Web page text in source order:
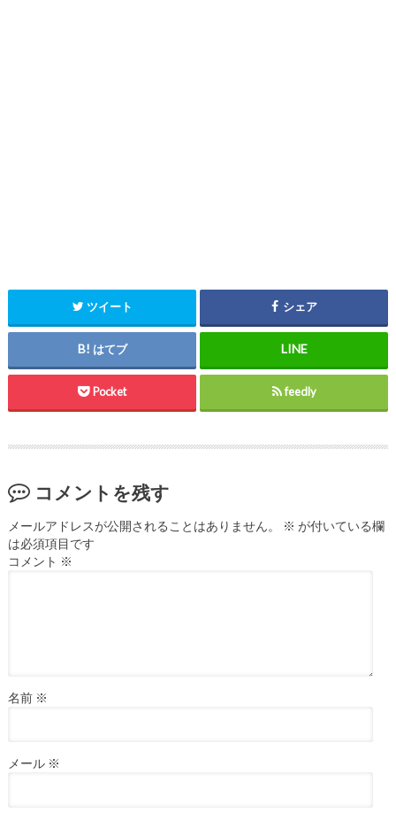
ツイート シェア
はてブ
Pocket feedly
コメントを残す
メールアドレスが公開されることはありません。 ※ が付いている欄
は必須項目です
コメント ※
名前 ※
メール ※